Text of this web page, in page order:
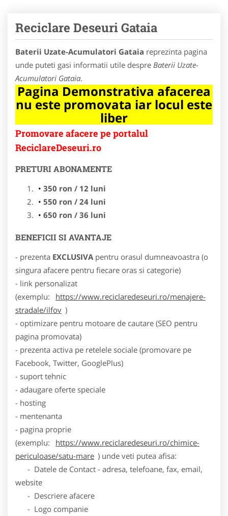
Reciclare Deseuri Gataia
Baterii Uzate-Acumulatori Gataia reprezinta pagina
unde puteti gasi informatii utile despre Baterii Uzate-
Acumulatori Gataia.
Pagina Demonstrativa afacerea
nu este promovata iar locul este
liber
Promovare afacere pe portalul
ReciclareDeseuri.ro
PRETURI ABONAMENTE
350 ron / 12 luni
550 ron / 24 luni
650 ron / 36 luni
BENEFICII SI AVANTAJE
- prezenta EXCLUSIVA pentru orasul dumneavoastra (o
singura afacere pentru fiecare oras si categorie)
- link personalizat
(exemplu:
https://www.reciclaredeseuri.ro/menajere-
stradale/ilfov )
- optimizare pentru motoare de cautare (SEO pentru
pagina promovata)
- prezenta activa pe retelele sociale (promovare pe
Facebook, Twitter, GooglePlus)
- suport tehnic
- adaugare oferte speciale
- hosting
- mentenanta
- pagina proprie
(exemplu:
https://www.reciclaredeseuri.ro/chimice-
periculoase/satu-mare ) unde veti putea afisa:
- Datele de Contact - adresa, telefoane, fax, email,
website
- Descriere afacere
- Logo companie